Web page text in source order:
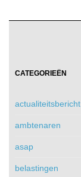
CATEGORIEËN
actualiteitsbericht
ambtenaren
asap
belastingen